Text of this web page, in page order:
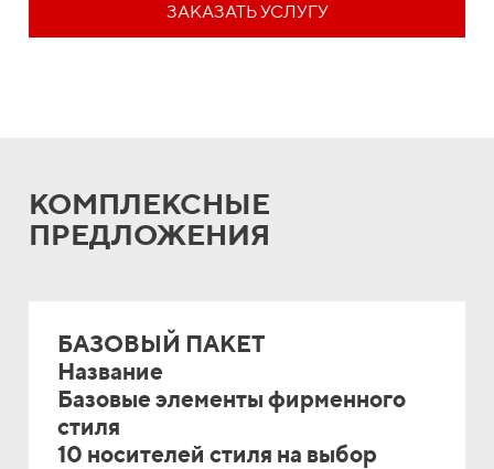
ЗАКАЗАТЬ УСЛУГУ
КОМПЛЕКСНЫЕ
ПРЕДЛОЖЕНИЯ
БАЗОВЫЙ ПАКЕТ
Название
Базовые элементы фирменного
стиля
10 носителей стиля на выбор